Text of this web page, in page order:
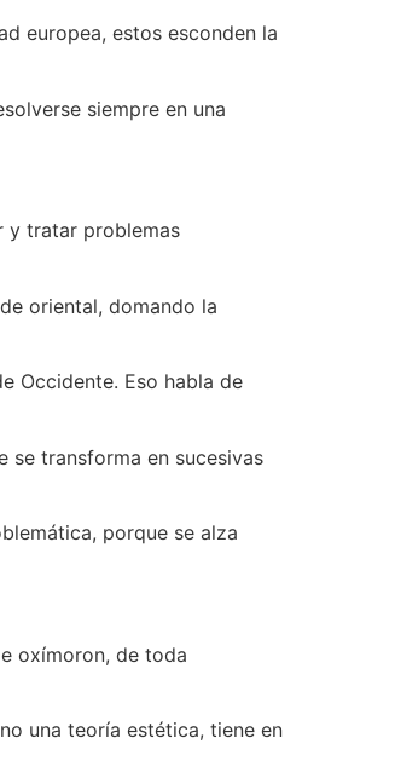
europea, estos esconden la
siempre en una
y tratar problemas
oriental, domando la
Occidente. Eso habla de
se transforma en sucesivas
porque se alza
oxímoron, de toda
una teoría estética, tiene en